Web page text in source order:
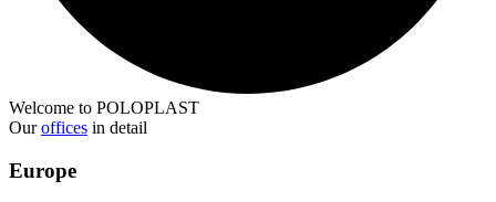
Welcome to POLOPLAST
Ouroffices in detail
Europe